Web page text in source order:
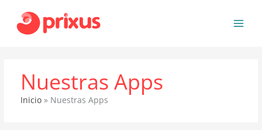
contenido
Nuestras Apps
Inicio Nuestras Apps